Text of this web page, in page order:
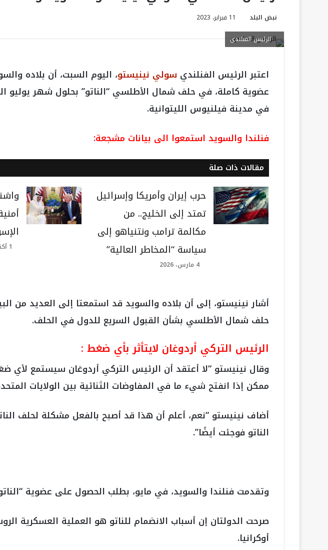
نبض البلد
11 فبراير، 2023
الرئيس الفنلندي
اعتبر الرئيس الفنلندي سولي نينيستو، اليوم السبت، أن بلاده
عضوية كاملة، في حلف شمال الأطلسي “الناتو” بحلول شهر يوليو
في مدينة فيلنيوس الليتوانية.
فنلندا والسويد استمعوا الى بيانات مشجعة:
مقالات ذات صلة
حرب إيران وأمريكا وإسرائيل
تمتد إلى الخليج.. من
مكالمة ترامب ونتنياهو إلى
سياسة “المخاطر العالية”
4 مارس، 2026
1 أكتوبر، 2025
أشار نينيستو، إلى أن بلاده والسويد قد استمعتا إلى العديد من
حلف شمال الأطلسي بشأن القبول السريع للدول في الحلف.
الرئيس التركي أردوغان لايتأثر بأي ضغط :
وقال نينيستو “لا أعتقد أن الرئيس التركي أردوغان سيستمع لأي
ممكن إذا انفتح شيء ما في المفاوضات الثنائية بين الولايات
أضاف نينيستو “نعم، أعلم أن هذا قد أصبح بالفعل مشكلة لحلف
الناتو فوجئت أيضًا”.
وتقدمت فنلندا والسويد، في مايو، بطلب الحصول على عضوية
صرحت الدولتان إن أسباب الانضمام للناتو هو العملية العسكرية
أوكرانيا.